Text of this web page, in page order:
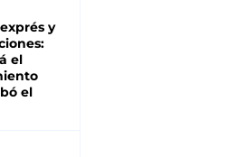
y
el
el